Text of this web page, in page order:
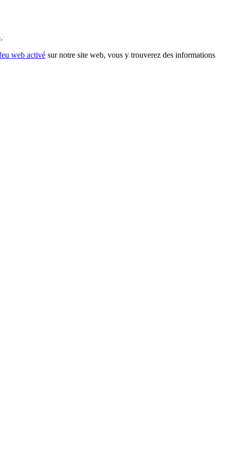
web activé sur notre site web, vous y trouverez des informations